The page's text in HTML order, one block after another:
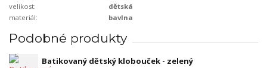
velikost:
dětská
materiál:
bavlna
Podobné produkty
Batikovaný dětský klobouček - zelený